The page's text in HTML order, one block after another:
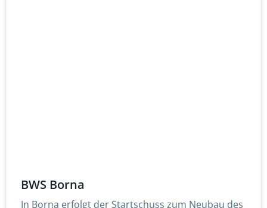
BWS Borna
In Borna erfolgt der Startschuss zum Neubau des